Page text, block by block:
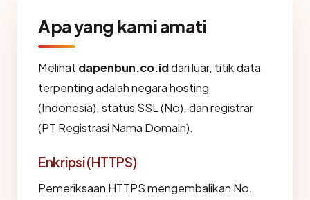
Apa yang kami amati
Melihat dapenbun.co.iddari luar, titik data
terpenting adalah negara hosting
(Indonesia), status SSL (No), dan registrar
(PT Registrasi Nama Domain).
Enkripsi (HTTPS)
Pemeriksaan HTTPS mengembalikan No.